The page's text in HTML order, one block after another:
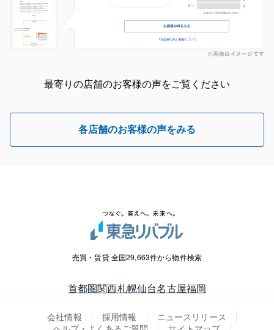
最寄りの店舗のお客様の声をご覧ください
各店舗のお客様の声をみる
売買・賃貸 全国29,663件から物件検索
首都圏関西札幌仙台名古屋福岡
会社情報 採用情報
ニュースリリース